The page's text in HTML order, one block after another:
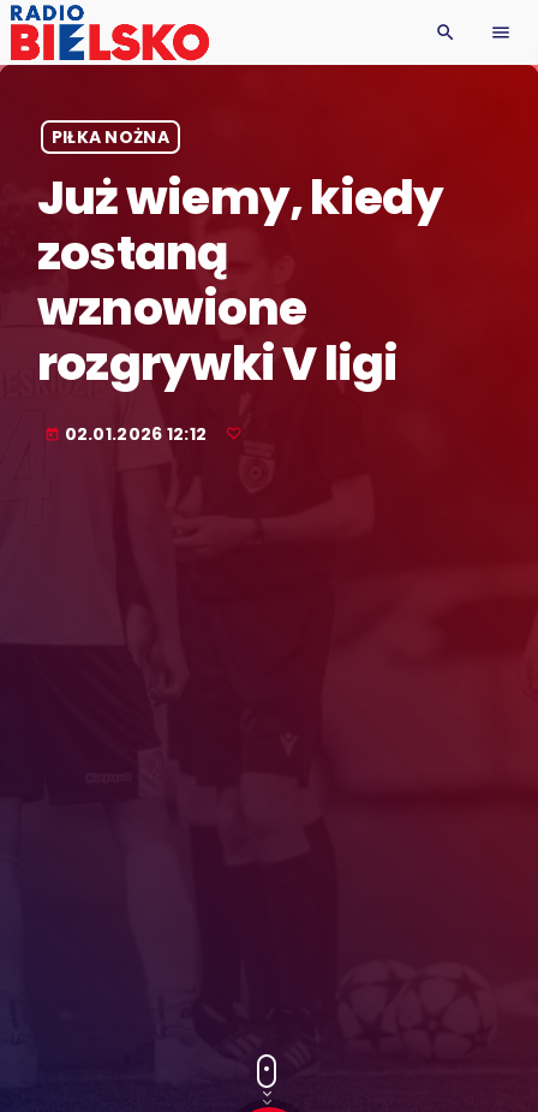
search menu
PIŁKA NOŻNA
Już wiemy, kiedy
zostaną
wznowione
rozgrywki V ligi
today 02.01.2026 12:12